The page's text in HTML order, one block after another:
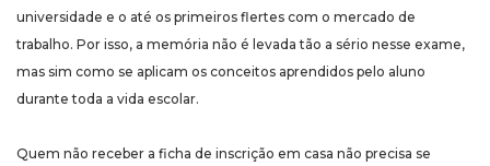
universidade e o até os primeiros flertes com o mercado de
trabalho. Por isso, a memória não é levada tão a sério nesse exame,
mas sim como se aplicam os conceitos aprendidos pelo aluno
durante toda a vida escolar.
Quem não receber a ficha de inscrição em casa não precisa se